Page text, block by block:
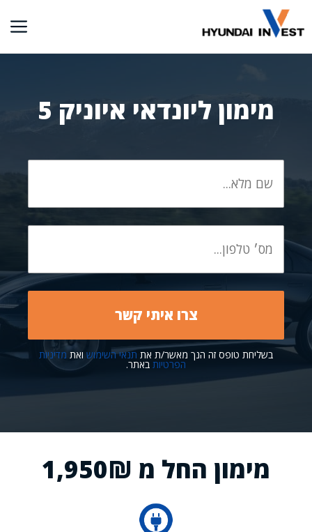
לדלג
לתוכן
מימון ליונדאי איוניק 5
בשליחת טופס זה הנך מאשר/ת את תנאי השימוש ואת מדיניות
הפרטיות באתר.
מימון החל מ 1,950₪